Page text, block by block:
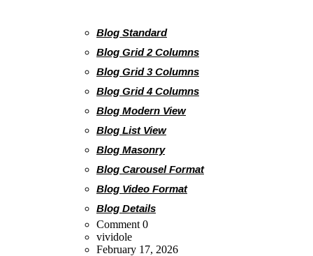
Blog Standard
Blog Grid 2 Columns
Blog Grid 3 Columns
Blog Grid 4 Columns
Blog Modern View
Blog List View
Blog Masonry
Blog Carousel Format
Blog Video Format
Blog Details
Comment 0
vividole
February 17, 2026